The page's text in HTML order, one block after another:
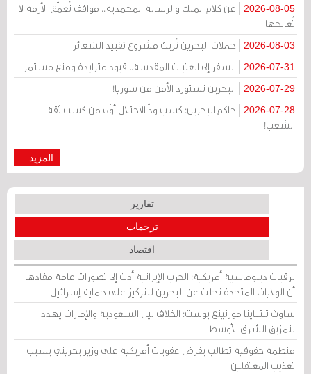
2026-08-05
عن كلام الملك والرسالة المحمدية.. مواقف تُعمّق الأزمة لا
تُعالجها
2026-08-03 حملات البحرين تُربك مشروع تقييد الشعائر
2026-07-31 السفر إلى العتبات المقدسة.. قيود متزايدة ومنع مستمر
2026-07-29 البحرين تستورد الأمن من سوريا!
2026-07-28
حاكم البحرين: كسب ودّ الاحتلال أوْلى من كسب ثقة
الشعب!
المزيد...
تقارير
ترجمات
اقتصاد
برقيات دبلوماسية أمريكية: الحرب الإيرانية أدت إلى تصورات عامة مفادها
أن الولايات المتحدة تخلت عن البحرين للتركيز على حماية إسرائيل
ساوث تشاينا مورنينغ بوست: الخلاف بين السعودية والإمارات يهدد
بتمزيق الشرق الأوسط
منظمة حقوقية تطالب بفرض عقوبات أمريكية على وزير بحريني بسبب
تعذيب المعتقلين